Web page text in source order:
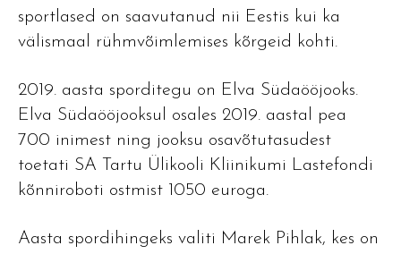
sportlased on saavutanud nii Eestis kui ka
välismaal rühmvõimlemises kõrgeid kohti.
2019. aasta sporditegu on Elva Südaööjooks.
Elva Südaööjooksul osales 2019. aastal pea
700 inimest ning jooksu osavõtutasudest
toetati SA Tartu Ülikooli Kliinikumi Lastefondi
kõnniroboti ostmist 1050 euroga.
Aasta spordihingeks valiti Marek Pihlak, kes on